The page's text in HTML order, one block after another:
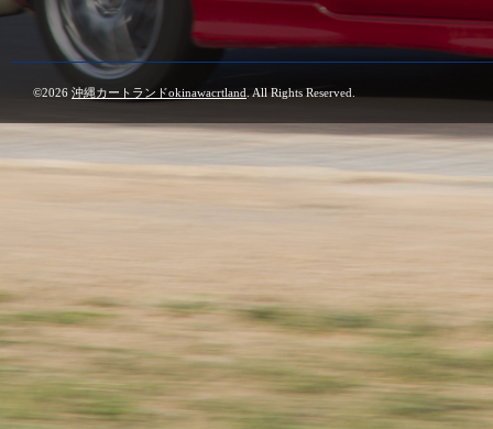
©2026 沖縄カートランドokinawacrtland . All Rights Reserved.